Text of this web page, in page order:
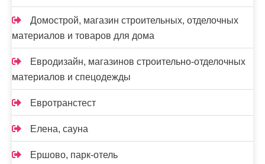
Домострой, магазин строительных, отделочных
материалов и товаров для дома
Евродизайн, магазинов строительно-отделочных
материалов и спецодежды
Евротранстест
Елена, сауна
Ершово, парк-отель